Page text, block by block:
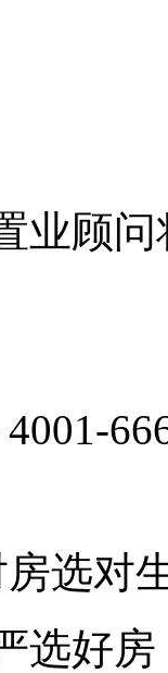
业顾
4001-
房选对
选好房